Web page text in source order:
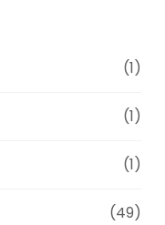
(1)
(1)
(1)
(49)